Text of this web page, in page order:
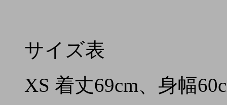
サイズ表
XS 着丈69cm、身幅